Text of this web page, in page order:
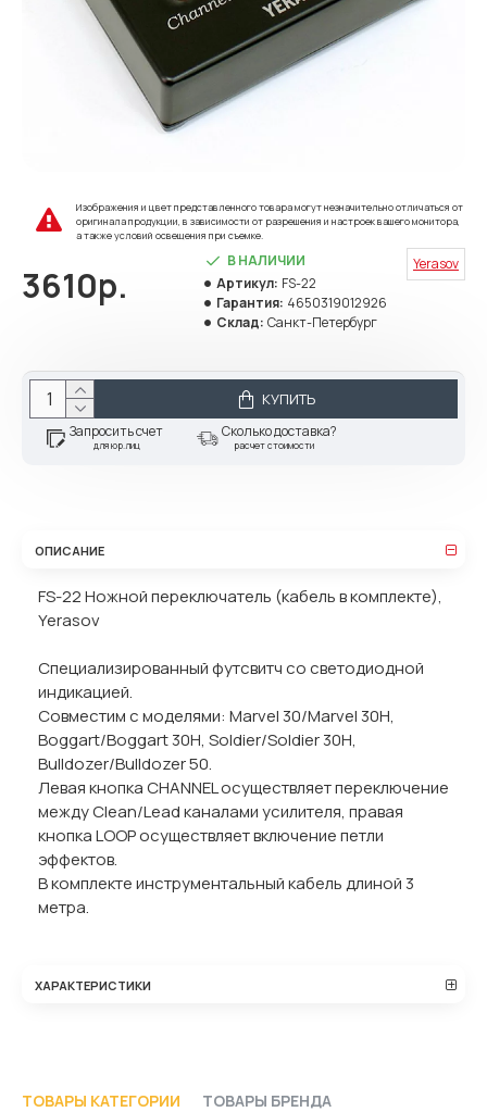
Изображения и цвет представленного товара могут незначительно отличаться от
оригинала продукции, в зависимости от разрешения и настроек вашего монитора,
а также условий освещения при съемке.
3610р.
В НАЛИЧИИ
Артикул: FS-22
Гарантия: 4650319012926
Склад: Санкт-Петербург
Yerasov
КУПИТЬ
Запросить счет
для юр.лиц
Сколько доставка?
расчет стоимости
ОПИСАНИЕ
FS-22 Ножной переключатель (кабель в комплекте),
Yerasov
Специализированный футсвитч со светодиодной
индикацией.
Совместим с моделями: Marvel 30/Marvel 30H,
Boggart/Boggart 30H, Soldier/Soldier 30H,
Bulldozer/Bulldozer 50.
Левая кнопка CHANNEL осуществляет переключение
между Clean/Lead каналами усилителя, правая
кнопка LOOP осуществляет включение петли
эффектов.
В комплекте инструментальный кабель длиной 3
метра.
ХАРАКТЕРИСТИКИ
ТОВАРЫ КАТЕГОРИИ ТОВАРЫ БРЕНДА